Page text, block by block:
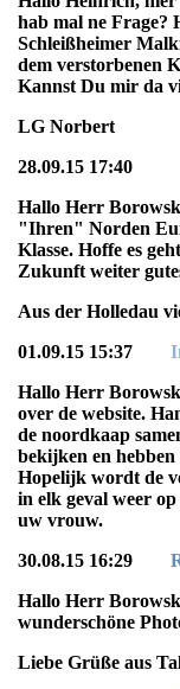
hab mal ne Frage?
Schleißheimer
dem verstorbenen
Kannst Du mir da
LG Norbert
28.09.15 17:40
Hallo Herr
"Ihren" Norden
Klasse. Hoffe es
Zukunft weiter
Aus der Holledau
01.09.15 15:37
Hallo Herr
over de website.
de noordkaap
bekijken en
Hopelijk wordt de
in elk geval weer
uw vrouw.
30.08.15 16:29
Hallo Herr
wunderschöne
Liebe Grüße aus